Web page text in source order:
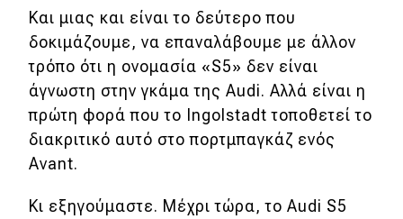
Απόψεις
Test Drive
Δοκιμή
Αποστολή
Συγκρίνουμε
Και μιας και είναι το δεύτερο που
δοκιμάζουμε, να επαναλάβουμε με άλλον
τρόπο ότι η ονομασία «S5» δεν είναι
άγνωστη στην γκάμα της Audi. Αλλά είναι η
πρώτη φορά που το Ingolstadt τοποθετεί το
διακριτικό αυτό στο πορτμπαγκάζ ενός
Avant.
Κι εξηγούμαστε. Μέχρι τώρα, το Audi S5